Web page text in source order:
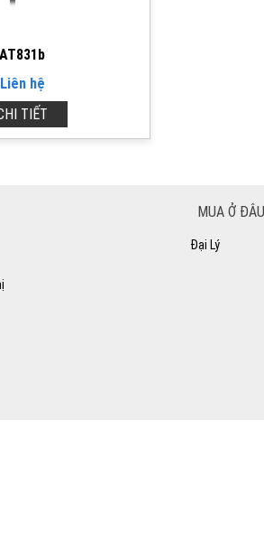
AT831b
Liên hệ
TIẾT
MUA Ở
Đại Lý